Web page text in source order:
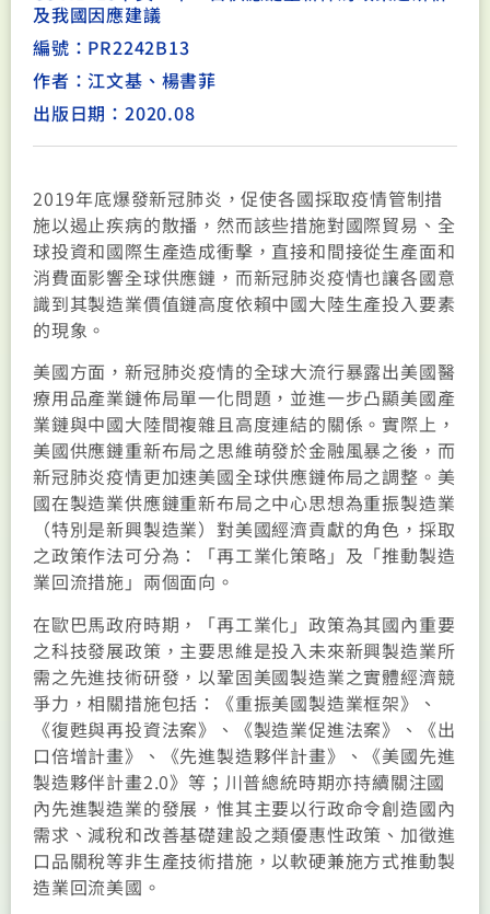
及我國因應建議
編號：PR2242B13
作者：江文基、楊書菲
出版日期：2020.08
2019年底爆發新冠肺炎，促使各國採取疫情管制措
施以遏止疾病的散播，然而該些措施對國際貿易、全
球投資和國際生產造成衝擊，直接和間接從生產面和
消費面影響全球供應鏈，而新冠肺炎疫情也讓各國意
識到其製造業價值鏈高度依賴中國大陸生產投入要素
的現象。
美國方面，新冠肺炎疫情的全球大流行暴露出美國醫
療用品產業鏈佈局單一化問題，並進一步凸顯美國產
業鏈與中國大陸間複雜且高度連結的關係。實際上，
美國供應鏈重新布局之思維萌發於金融風暴之後，而
新冠肺炎疫情更加速美國全球供應鏈佈局之調整。美
國在製造業供應鏈重新布局之中心思想為重振製造業
（特別是新興製造業）對美國經濟貢獻的角色，採取
之政策作法可分為：「再工業化策略」及「推動製造
業回流措施」兩個面向。
在歐巴馬政府時期，「再工業化」政策為其國內重要
之科技發展政策，主要思維是投入未來新興製造業所
需之先進技術研發，以鞏固美國製造業之實體經濟競
爭力，相關措施包括：《重振美國製造業框架》、
《復甦與再投資法案》、《製造業促進法案》、《出
口倍增計畫》、《先進製造夥伴計畫》、《美國先進
製造夥伴計畫2.0》等；川普總統時期亦持續關注國
內先進製造業的發展，惟其主要以行政命令創造國內
需求、減稅和改善基礎建設之類優惠性政策、加徵進
口品關稅等非生產技術措施，以軟硬兼施方式推動製
造業回流美國。